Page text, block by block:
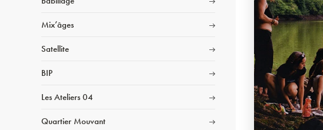
Mix’âges
Satellite
BIP
Les Ateliers 04
Quartier Mouvant